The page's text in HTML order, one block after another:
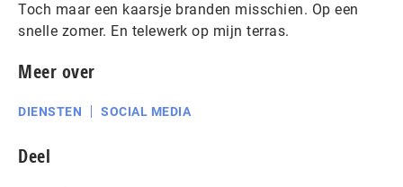
Toch maar een kaarsje branden misschien. Op een
snelle zomer. En telewerk op mijn terras.
Meer over
DIENSTEN SOCIAL MEDIA
Deel